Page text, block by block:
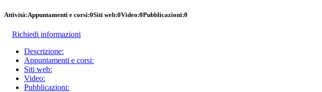
Attività:Appuntamenti e corsi:0Siti web:0Video:0Pubblicazioni:0
Richiedi informazioni
Descrizione:
Appuntamenti e corsi:
Siti web:
Video:
Pubblicazioni: